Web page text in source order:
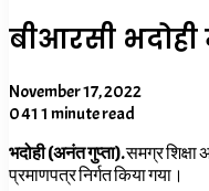
बीआरसी
November 17, 2022
041 1 minute read
भदोही (अनंत गुप्ता).समग्र शिक्षा
प्रमाणपत्र निर्गत किया गया।